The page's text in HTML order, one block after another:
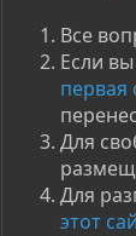
Все
Если
первая
Для
Для
этот